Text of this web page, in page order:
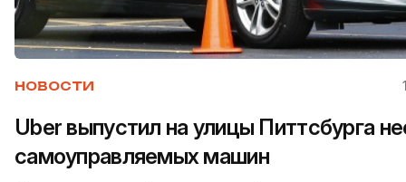
НОВОСТИ
Uber выпустил на улицы Питтсбурга
самоуправляемых машин